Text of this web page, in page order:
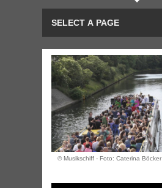
© Musikschiff - Foto: Caterina Böcker